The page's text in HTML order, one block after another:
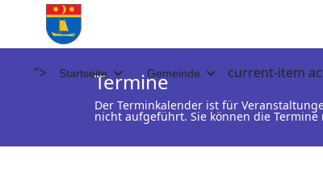
"> Startseite Gemeinde current-item
Termine
Der Terminkalender ist für
nicht aufgeführt. Sie können die